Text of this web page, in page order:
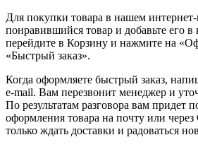
Для покупки товара в нашем
понравившийся товар и добавьте его в
перейдите в Корзину и нажмите на
«Быстрый заказ».
Когда оформляете быстрый заказ,
e-mail. Вам перезвонит менеджер и
По результатам разговора вам придет
оформления товара на почту или
только ждать доставки и радоваться